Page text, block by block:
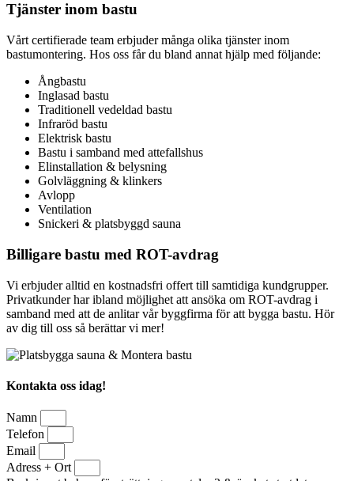
Tjänster inom bastu
Vårt certifierade team erbjuder många olika tjänster inom
bastumontering. Hos oss får du bland annat hjälp med följande:
Ångbastu
Inglasad bastu
Traditionell vedeldad bastu
Infraröd bastu
Elektrisk bastu
Bastu i samband med attefallshus
Elinstallation & belysning
Golvläggning & klinkers
Avlopp
Ventilation
Snickeri & platsbyggd sauna
Billigare bastu med ROT-avdrag
Vi erbjuder alltid en kostnadsfri offert till samtidiga kundgrupper.
Privatkunder har ibland möjlighet att ansöka om ROT-avdrag i
samband med att de anlitar vår byggfirma för att bygga bastu. Hör
av dig till oss så berättar vi mer!
Kontakta oss idag!
Namn
Telefon
Email
Adress + Ort